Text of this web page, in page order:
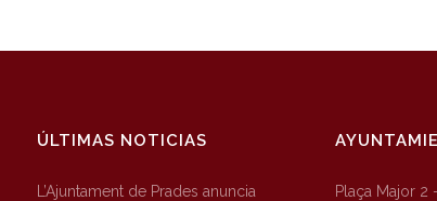
ÚLTIMAS NOTICIAS
L’Ajuntament de Prades anuncia
Plaça Major 2